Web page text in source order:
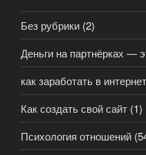
Без рубрики (2)
Деньги на партнёрках —
как заработать в
Как создать свой сайт (1)
Психология отношений